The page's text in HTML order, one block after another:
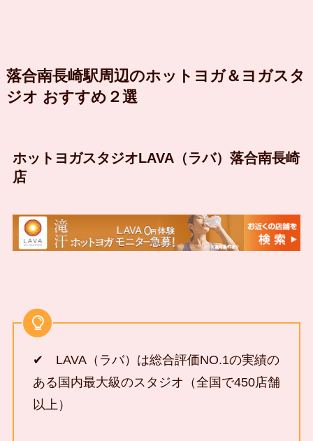
落合南長崎駅周辺のホットヨガ＆ヨガスタ
ジオ おすすめ２選
ホットヨガスタジオLAVA（ラバ）落合南長崎
店
✔ LAVA（ラバ）は総合評価NO.1の実績の
ある国内最大級のスタジオ（全国で450店舗
以上）